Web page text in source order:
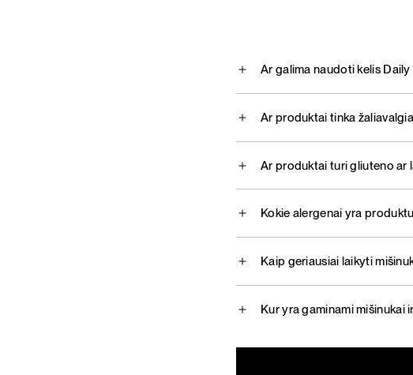
Ar galima naudoti kelis
Ar produktai tinka
Ar produktai turi gliuteno ar
Kokie alergenai yra
Kaip geriausiai laikyti
Kur yra gaminami mišinukai